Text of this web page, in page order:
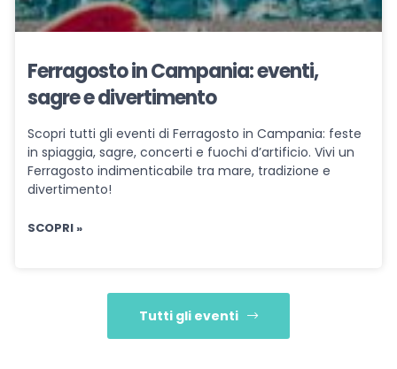
Ferragosto in Campania: eventi,
sagre e divertimento
Scopri tutti gli eventi di Ferragosto in Campania: feste
in spiaggia, sagre, concerti e fuochi d’artificio. Vivi un
Ferragosto indimenticabile tra mare, tradizione e
divertimento!
SCOPRI »
Tutti gli eventi